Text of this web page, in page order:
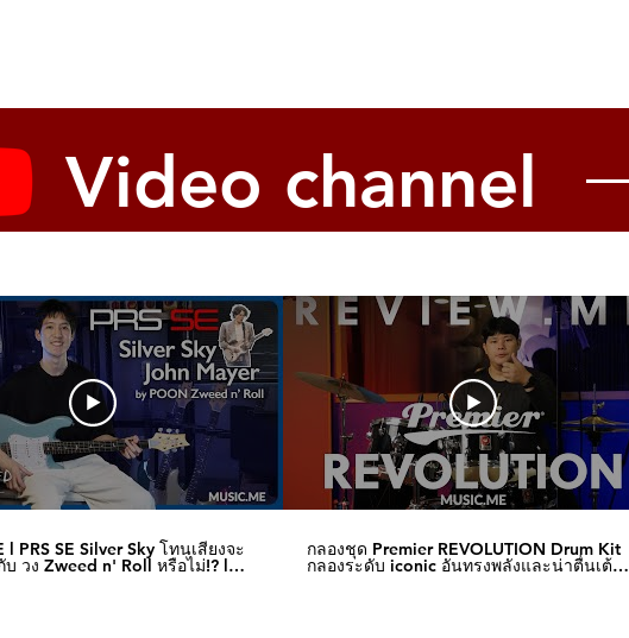
Video channel
l PRS SE Silver Sky โทนเสียงจะ
บ วง Zweed n' Roll หรือไม่!? l
กลองชุด Premier REVOLUTION Drum Kit
กลองระดับ iconic อันทรงพลังและน่าตื่นเต้น‼️